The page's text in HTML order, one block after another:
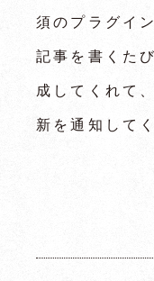
須のプラグイ
記事を書くた
成してくれて
新を通知して